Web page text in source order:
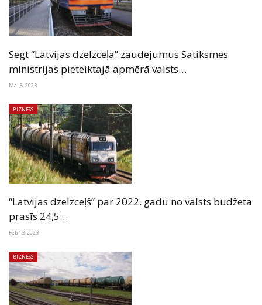
Segt “Latvijas dzelzceļa” zaudējumus Satiksmes
ministrijas pieteiktajā apmērā valsts…
Mai 8, 2023
BIZNESS
“Latvijas dzelzceļš” par 2022. gadu no valsts budžeta
prasīs 24,5…
Feb 13, 2023
BIZNESS